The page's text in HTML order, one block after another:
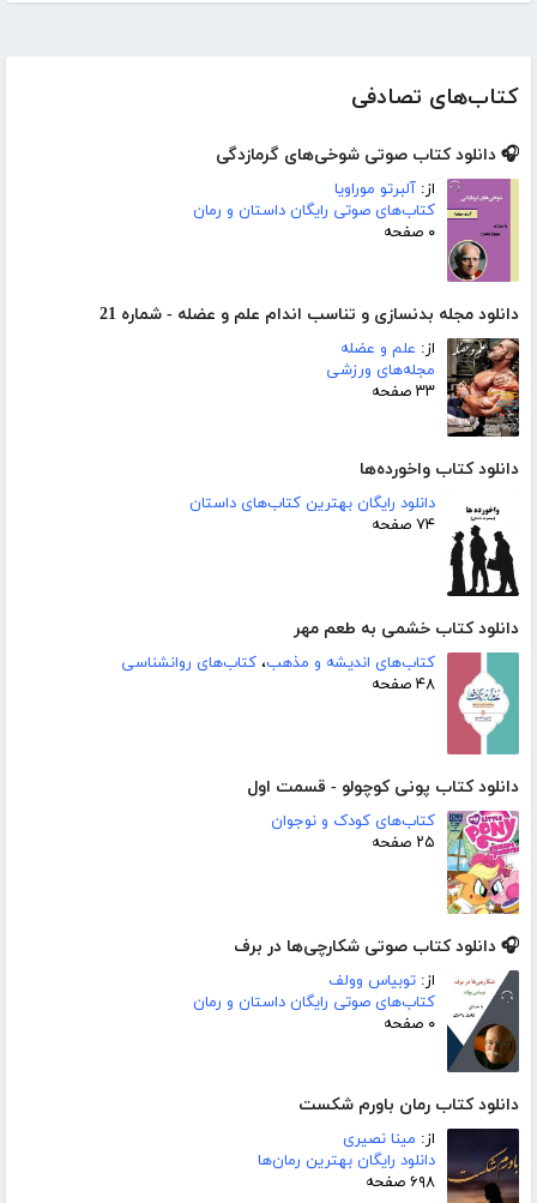
کتاب‌های تصادفی
🎧 دانلود کتاب صوتی شوخی‌های گرمازدگی
از: آلبرتو موراویا
کتاب‌های صوتی رایگان داستان و رمان
۰ صفحه
دانلود مجله بدنسازی و تناسب اندام علم و عضله - شماره 21
از: علم و عضله
مجله‌های ورزشی
۳۳ صفحه
دانلود کتاب واخورده‌ها
دانلود رایگان بهترین کتاب‌های داستان
۷۴ صفحه
دانلود کتاب خشمی به طعم مهر
کتاب‌های اندیشه و مذهب، کتاب‌های روانشناسی
۴۸ صفحه
دانلود کتاب پونی کوچولو - قسمت اول
کتاب‌های کودک و نوجوان
۲۵ صفحه
🎧 دانلود کتاب صوتی شکارچی‌ها در برف
از: توبیاس وولف
کتاب‌های صوتی رایگان داستان و رمان
۰ صفحه
دانلود کتاب رمان باورم شکست
از: مینا نصیری
دانلود رایگان بهترین رمان‌ها
۶۹۸ صفحه